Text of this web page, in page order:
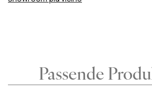
Passende